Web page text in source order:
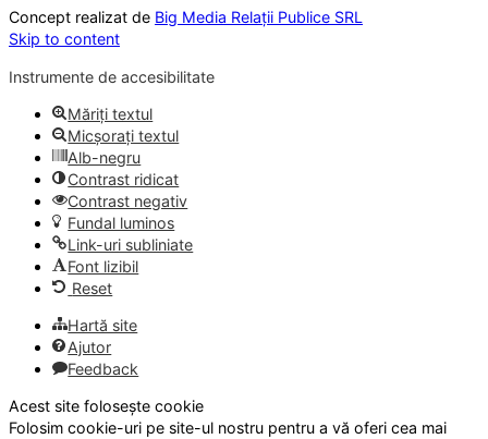
Concept realizat de Big Media Relații Publice SRL
Skip to content
Instrumente de accesibilitate
Măriți textul
Micșorați textul
Alb-negru
Contrast ridicat
Contrast negativ
Fundal luminos
Link-uri subliniate
Font lizibil
Reset
Hartă site
Ajutor
Feedback
Acest site folosește cookie
Folosim cookie-uri pe site-ul nostru pentru a vă oferi cea mai